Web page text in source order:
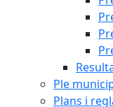
Ple
Plans i